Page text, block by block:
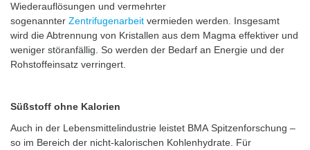
Wiederauflösungen und vermehrter
sogenannter Zentrifugenarbeit vermieden werden. Insgesamt
wird die Abtrennung von Kristallen aus dem Magma effektiver und
weniger störanfällig. So werden der Bedarf an Energie und der
Rohstoffeinsatz verringert.
Süßstoff ohne Kalorien
Auch in der Lebensmittelindustrie leistet BMA Spitzenforschung –
so im Bereich der nicht-kalorischen Kohlenhydrate. Für